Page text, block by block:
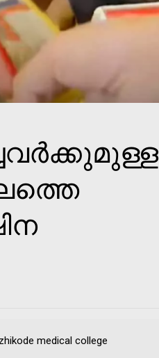
medical college